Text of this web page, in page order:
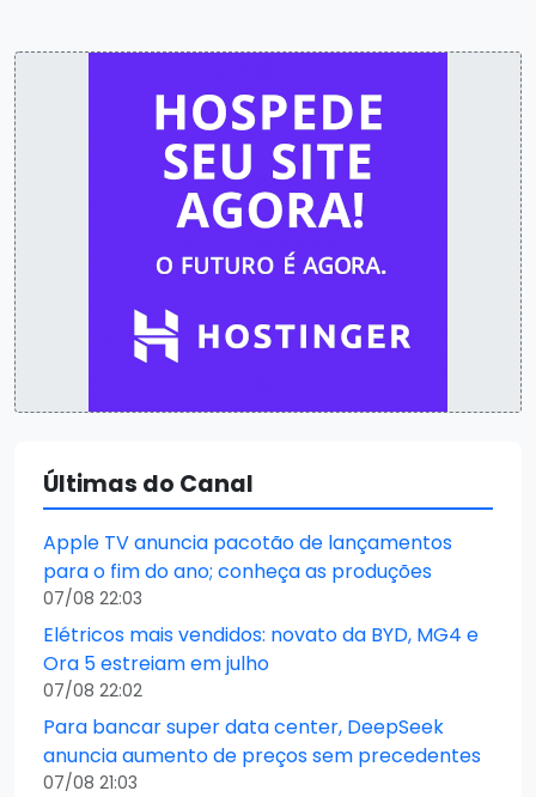
Últimas do Canal
Apple TV anuncia pacotão de lançamentos
para o fim do ano; conheça as produções
07/08 22:03
Elétricos mais vendidos: novato da BYD, MG4 e
Ora 5 estreiam em julho
07/08 22:02
Para bancar super data center, DeepSeek
anuncia aumento de preços sem precedentes
07/08 21:03